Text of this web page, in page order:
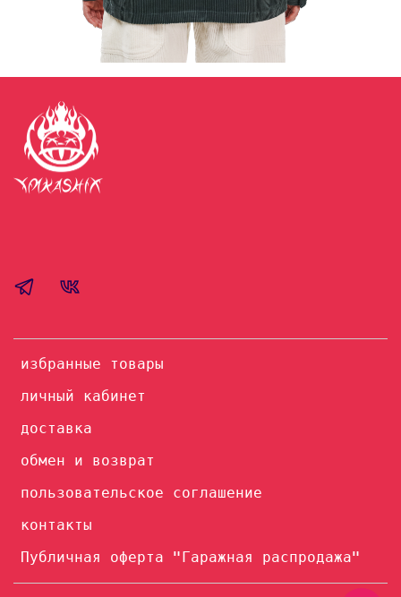
избранные товары
личный кабинет
доставка
обмен и возврат
пользовательское соглашение
контакты
Публичная оферта "Гаражная распродажа"